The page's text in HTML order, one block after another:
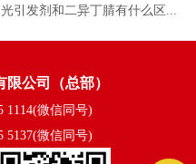
公司（总部）
1114(微信同号)
5137(微信同号)